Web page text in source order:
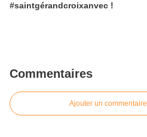
#saintgérandcroixanvec !
Commentaires
Ajouter un commentaire